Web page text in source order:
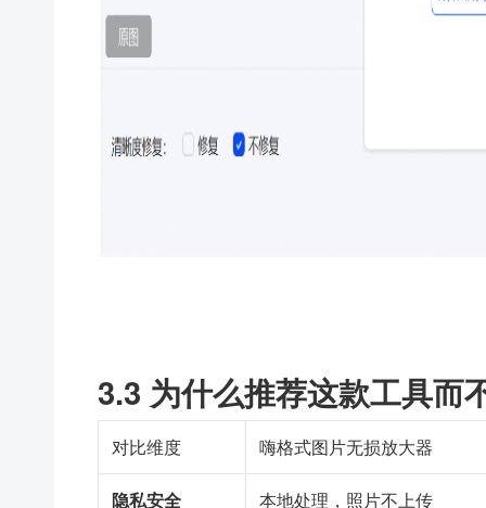
3.3 为什么推荐这款工具而
对比维度 嗨格式图片无损放大器
隐私安全 本地处理，照片不上传